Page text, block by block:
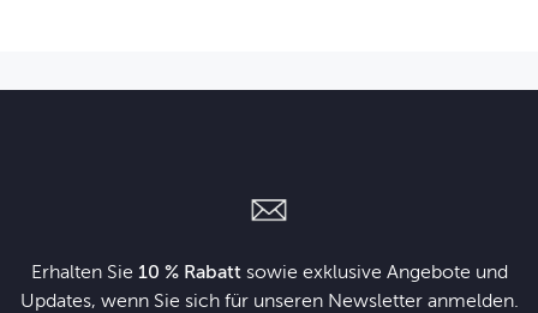
Erhalten Sie 10 % Rabattsowie exklusive Angebote und
Updates, wenn Sie sich für unseren Newsletter anmelden.